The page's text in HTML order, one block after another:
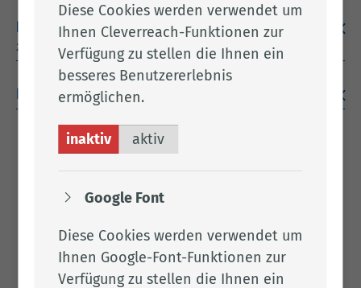
Der Weg Pflegefamilie im Landkreis Cloppenburg
zu werden
Podcast 'Pflegefamilien in Deutschland'
Tel.:
04471 15 476
Fax: 04471 15 337
Per E-Mail kontaktieren
4.010
Diese Cookies werden verwendet um
Ihnen Cleverreach-Funktionen zur
Verfügung zu stellen die Ihnen ein
besseres Benutzererlebnis
ermöglichen.
inaktiv aktiv
Google Font
Diese Cookies werden verwendet um
Ihnen Google-Font-Funktionen zur
Verfügung zu stellen die Ihnen ein